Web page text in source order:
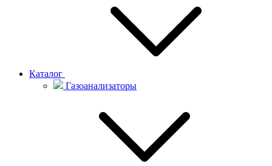
Каталог
Газоанализаторы